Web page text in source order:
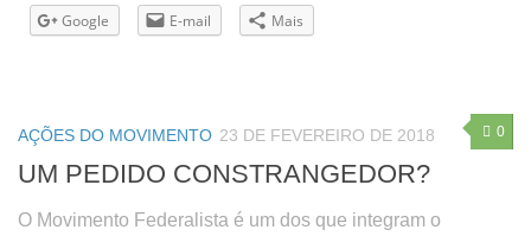
Google E-mail Mais
0
AÇÕES DO MOVIMENTO 23 DE FEVEREIRO DE 2018
UM PEDIDO CONSTRANGEDOR?
O Movimento Federalista é um dos que integram o